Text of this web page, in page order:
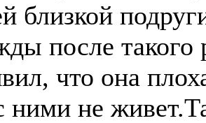
близкой
после такого
что она
ними не